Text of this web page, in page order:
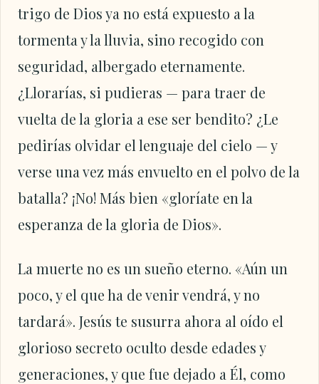
trigo de Dios ya no está expuesto a la
tormenta y la lluvia, sino recogido con
seguridad, albergado eternamente.
¿Llorarías, si pudieras — para traer de
vuelta de la gloria a ese ser bendito? ¿Le
pedirías olvidar el lenguaje del cielo — y
verse una vez más envuelto en el polvo de la
batalla? ¡No! Más bien «gloríate en la
esperanza de la gloria de Dios».
La muerte no es un sueño eterno. «Aún un
poco, y el que ha de venir vendrá, y no
tardará». Jesús te susurra ahora al oído el
glorioso secreto oculto desde edades y
generaciones, y que fue dejado a Él, como